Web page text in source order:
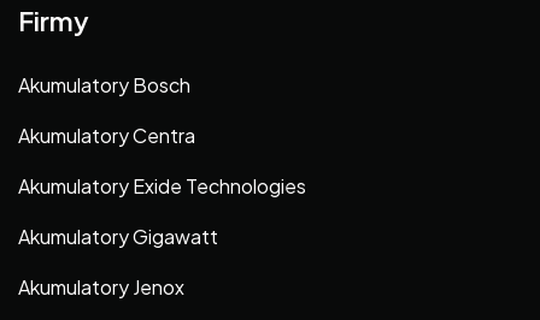
Firmy
Akumulatory Bosch
Akumulatory Centra
Akumulatory Exide Technologies
Akumulatory Gigawatt
Akumulatory Jenox